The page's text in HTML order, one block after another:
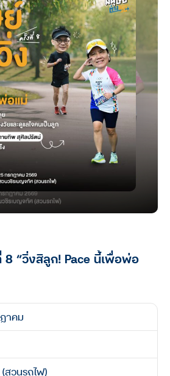
“วิ่งสิลูก! Pace นี้เพื่อพ่อ
าคม
สวนรถไฟ)